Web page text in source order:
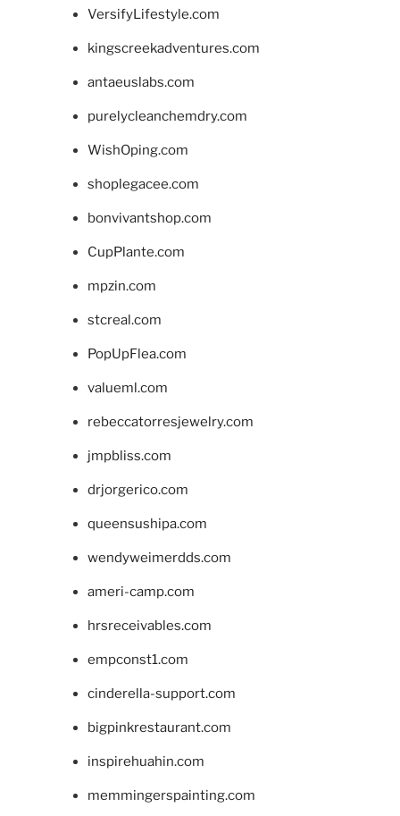
VersifyLifestyle.com
kingscreekadventures.com
antaeuslabs.com
purelycleanchemdry.com
WishOping.com
shoplegacee.com
bonvivantshop.com
CupPlante.com
mpzin.com
stcreal.com
PopUpFlea.com
valueml.com
rebeccatorresjewelry.com
jmpbliss.com
drjorgerico.com
queensushipa.com
wendyweimerdds.com
ameri-camp.com
hrsreceivables.com
empconst1.com
cinderella-support.com
bigpinkrestaurant.com
inspirehuahin.com
memmingerspainting.com